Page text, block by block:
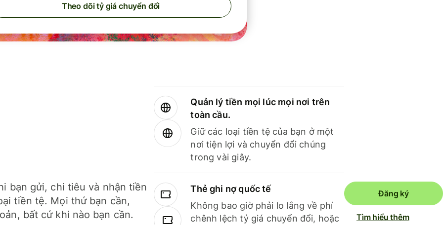
Theo dõi tỷ giá chuyển đổi
bạn gửi, chi tiêu và nhận tiền
tiền tệ. Mọi thứ bạn cần,
bất cứ khi nào bạn cần.
Quản lý tiền mọi lúc mọi nơi trên
toàn cầu.
Giữ các loại tiền tệ của bạn ở một
nơi tiện lợi và chuyển đổi chúng
trong vài giây.
Thẻ ghi nợ quốc tế
Không bao giờ phải lo lắng về phí
chênh lệch tỷ giá chuyển đổi, hoặc
Đăng ký
Tìm hiểu thêm